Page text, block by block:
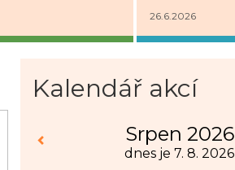
26.6.2026
Kalendář akcí
Srpen 2026
dnes je 7. 8. 2026